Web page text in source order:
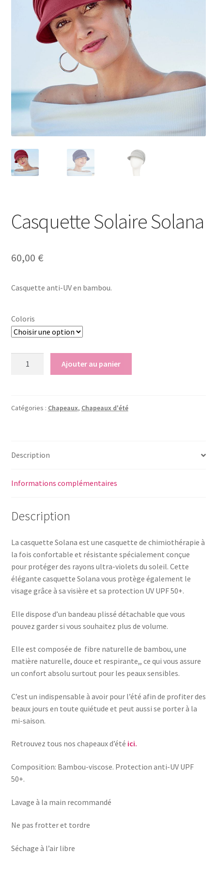
Contactez-nous
Gift Card Balance
Les conditions de prise en charge par la Sécurité Sociale
Mentions légales
Mon compte
Notre raison d’être
Nous rejoindre
Témoignages
Validation de la commande
Casquette Solaire Solana
60,00 €
Casquette anti-UV en bambou.
Coloris
Solana
Ajouter au panier
Catégories : Chapeaux, Chapeaux d'été
Description
Informations complémentaires
Description
La casquette Solana est une casquette de chimiothérapie à
la fois confortable et résistante spécialement conçue
pour protéger des rayons ultra-violets du soleil. Cette
élégante casquette Solana vous protège également le
visage grâce à sa visière et sa protection UV UPF 50+.
Elle dispose d’un bandeau plissé détachable que vous
pouvez garder si vous souhaitez plus de volume.
Elle est composée de fibre naturelle de bambou, une
matière naturelle, douce et respirante,, ce qui vous assure
un confort absolu surtout pour les peaux sensibles.
C’est un indispensable à avoir pour l’été afin de profiter des
beaux jours en toute quiétude et peut aussi se porter à la
mi-saison.
Retrouvez tous nos chapeaux d’été ici.
Composition: Bambou-viscose. Protection anti-UV UPF
50+.
Lavage à la main recommandé
Ne pas frotter et tordre
Séchage à l’air libre